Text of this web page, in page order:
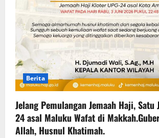
Berita
Jelang Pemulangan Jemaah Haji, Satu
24 asal Maluku Wafat di
Allah, Husnul Khatimah.